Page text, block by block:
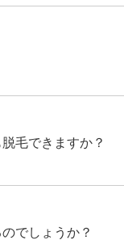
毛できますか？
でしょうか？